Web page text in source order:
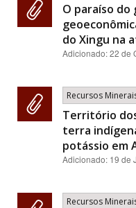
O paraíso do
do Xingu na
Adicionado:22 de
Recursos
Território
terra
potássio em
Adicionado: 19 de
Recursos